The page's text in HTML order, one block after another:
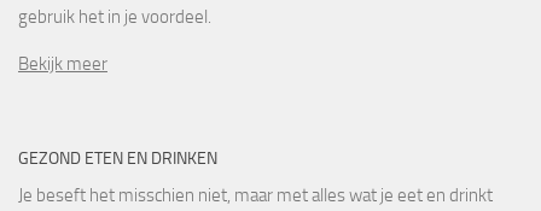
gebruik het in je voordeel.
Bekijk meer
GEZOND ETEN EN DRINKEN
Je beseft het misschien niet, maar met alles wat je eet en drinkt